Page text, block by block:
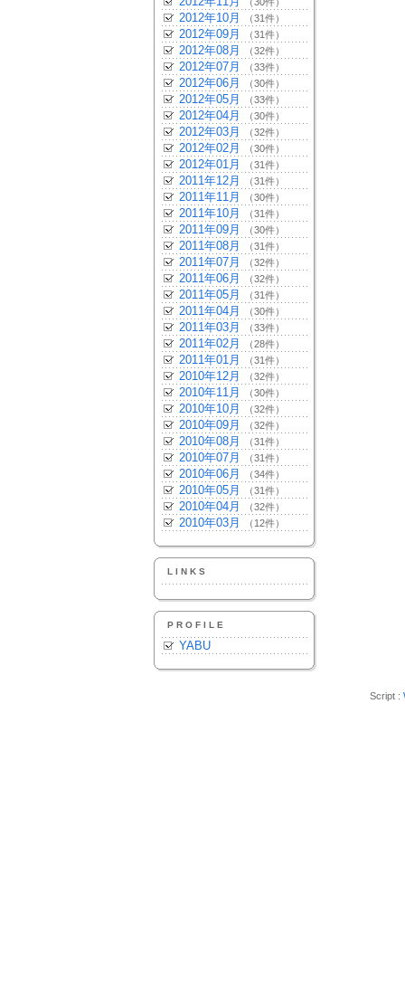
2012年10月 （31件）
2012年09月 （31件）
2012年08月 （32件）
2012年07月 （33件）
2012年06月 （30件）
2012年05月 （33件）
2012年04月 （30件）
2012年03月 （32件）
2012年02月 （30件）
2012年01月 （31件）
2011年12月 （31件）
2011年11月 （30件）
2011年10月 （31件）
2011年09月 （30件）
2011年08月 （31件）
2011年07月 （32件）
2011年06月 （32件）
2011年05月 （31件）
2011年04月 （30件）
2011年03月 （33件）
2011年02月 （28件）
2011年01月 （31件）
2010年12月 （32件）
2010年11月 （30件）
2010年10月 （32件）
2010年09月 （32件）
2010年08月 （31件）
2010年07月 （31件）
2010年06月 （34件）
2010年05月 （31件）
2010年04月 （32件）
2010年03月 （12件）
LINKS
PROFILE
YABU
Script :